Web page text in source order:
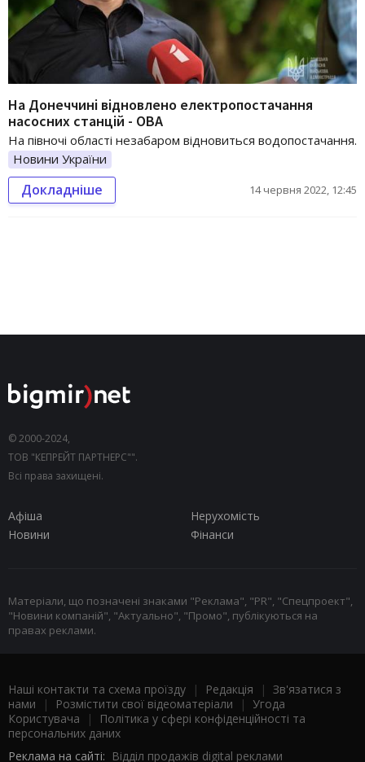
На Донеччині відновлено електропостачання
насосних станцій - ОВА
На півночі області незабаром відновиться водопостачання.
Новини України
Докладніше 14 червня 2022, 12:45
© 2000-2024,
ТОВ "КЕПРЕЙТ ПАРТНЕРС"".
Всі права захищені.
Афіша
Нерухомість
Новини
Фінанси
Матеріали, що позначені знаками "Реклама", "PR", "Спецпроект",
"Новини компаній", "Актуально", "Промо", публікуються на
правах реклами.
Наші контакти та схема проїзду | Редакція | Зв'язатися з
нами | Розмістити свої відеоматеріали | Угода
Користувача |
Політика у сфері конфіденційності та
персональних даних
Реклама на сайті: Відділ продажів digital реклами